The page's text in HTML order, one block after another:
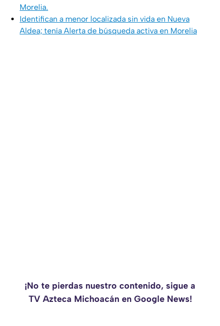
Morelia.
Identifican a menor localizada sin vida en Nueva
Aldea; tenía Alerta de búsqueda activa en Morelia
¡No te pierdas nuestro contenido, sigue a
TV Azteca Michoacán en Google News!